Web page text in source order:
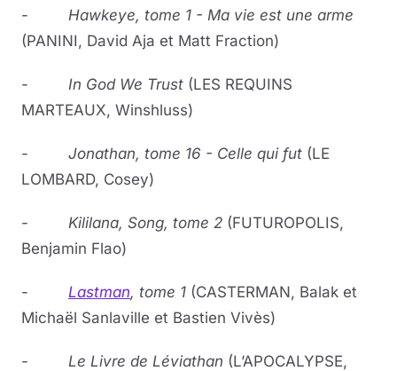
- Hawkeye, tome 1 - Ma vie est une arme
(PANINI, David Aja et Matt Fraction)
- In God We Trust (LES REQUINS
MARTEAUX, Winshluss)
- Jonathan, tome 16 - Celle qui fut (LE
LOMBARD, Cosey)
- Kililana, Song, tome 2 (FUTUROPOLIS,
Benjamin Flao)
- Lastman, tome 1 (CASTERMAN, Balak et
Michaël Sanlaville et Bastien Vivès)
- Le Livre de Léviathan (L’APOCALYPSE,